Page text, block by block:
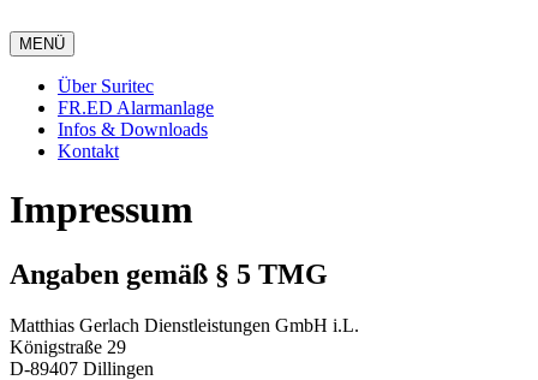
MENÜ
Über Suritec
FR.ED Alarmanlage
Infos & Downloads
Kontakt
Impressum
Angaben gemäß § 5 TMG
Matthias Gerlach Dienstleistungen GmbH i.L.
Königstraße 29
D-89407 Dillingen